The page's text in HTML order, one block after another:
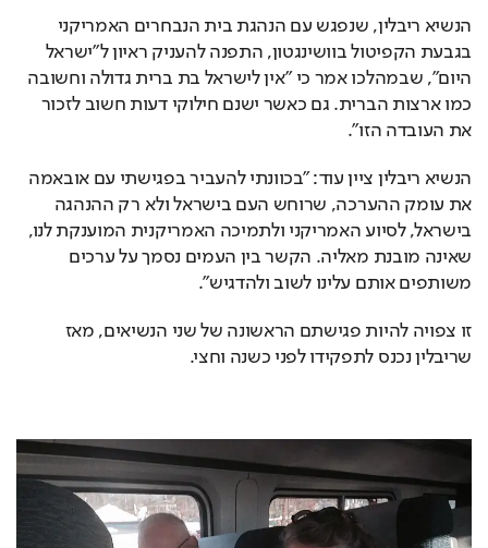
הנשיא ריבלין, שנפגש עם הנהגת בית הנבחרים האמריקני
בגבעת הקפיטול בוושינגטון, התפנה להעניק ראיון ל"ישראל
היום", שבמהלכו אמר כי "אין לישראל בת ברית גדולה וחשובה
כמו ארצות הברית. גם כאשר ישנם חילוקי דעות חשוב לזכור
את העובדה הזו".
הנשיא ריבלין ציין עוד: "בכוונתי להעביר בפגישתי עם אובאמה
את עומק ההערכה, שרוחש העם בישראל ולא רק ההנהגה
בישראל, לסיוע האמריקני ולתמיכה האמריקנית המוענקת לנו,
שאינה מובנת מאליה. הקשר בין העמים נסמך על ערכים
משותפים אותם עלינו לשוב ולהדגיש".
זו צפויה להיות פגישתם הראשונה של שני הנשיאים, מאז
שריבלין נכנס לתפקידו לפני כשנה וחצי.